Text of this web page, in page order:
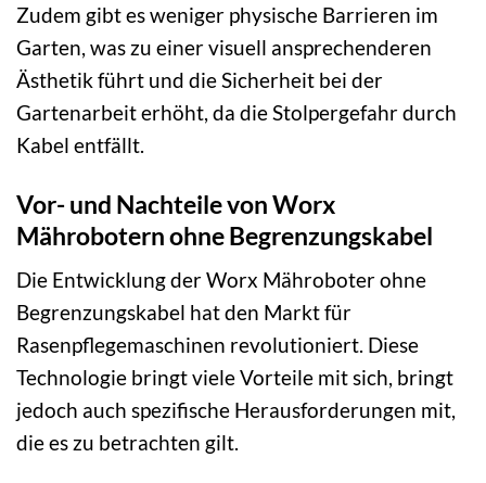
Zudem gibt es weniger physische Barrieren im
Garten, was zu einer visuell ansprechenderen
Ästhetik führt und die Sicherheit bei der
Gartenarbeit erhöht, da die Stolpergefahr durch
Kabel entfällt.
Vor- und Nachteile von Worx
Mährobotern ohne Begrenzungskabel
Die Entwicklung der Worx Mähroboter ohne
Begrenzungskabel hat den Markt für
Rasenpflegemaschinen revolutioniert. Diese
Technologie bringt viele Vorteile mit sich, bringt
jedoch auch spezifische Herausforderungen mit,
die es zu betrachten gilt.